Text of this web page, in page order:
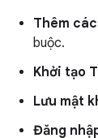
Thêm
buộc.
Khởi tạo
Lưu mật
Đăng